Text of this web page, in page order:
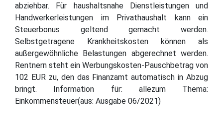
abziehbar. Für haushaltsnahe Dienstleistungen und
Handwerkerleistungen im Privathaushalt kann ein
Steuerbonus geltend gemacht werden.
Selbstgetragene Krankheitskosten können als
außergewöhnliche Belastungen abgerechnet werden.
Rentnern steht ein Werbungskosten-Pauschbetrag von
102 EUR zu, den das Finanzamt automatisch in Abzug
bringt. Information für: allezum Thema:
Einkommensteuer(aus: Ausgabe 06/2021)